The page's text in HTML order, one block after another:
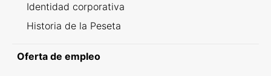
Identidad corporativa
Historia de la Peseta
Oferta de empleo